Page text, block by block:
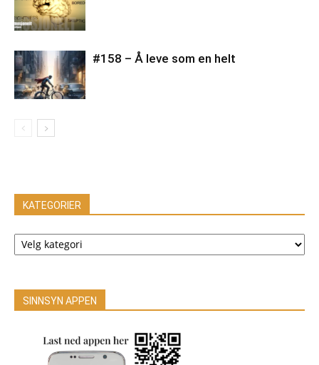
#158 – Å leve som en helt
KATEGORIER
KATEGORIER
SINNSYN APPEN